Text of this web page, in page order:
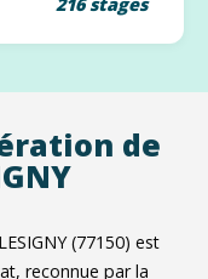
de
(77150) est
reconnue par la